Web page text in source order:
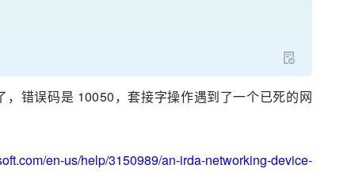
错误码是 10050，套接字操作遇到了一个已死的网
en-us/help/3150989/an-irda-networking-device-